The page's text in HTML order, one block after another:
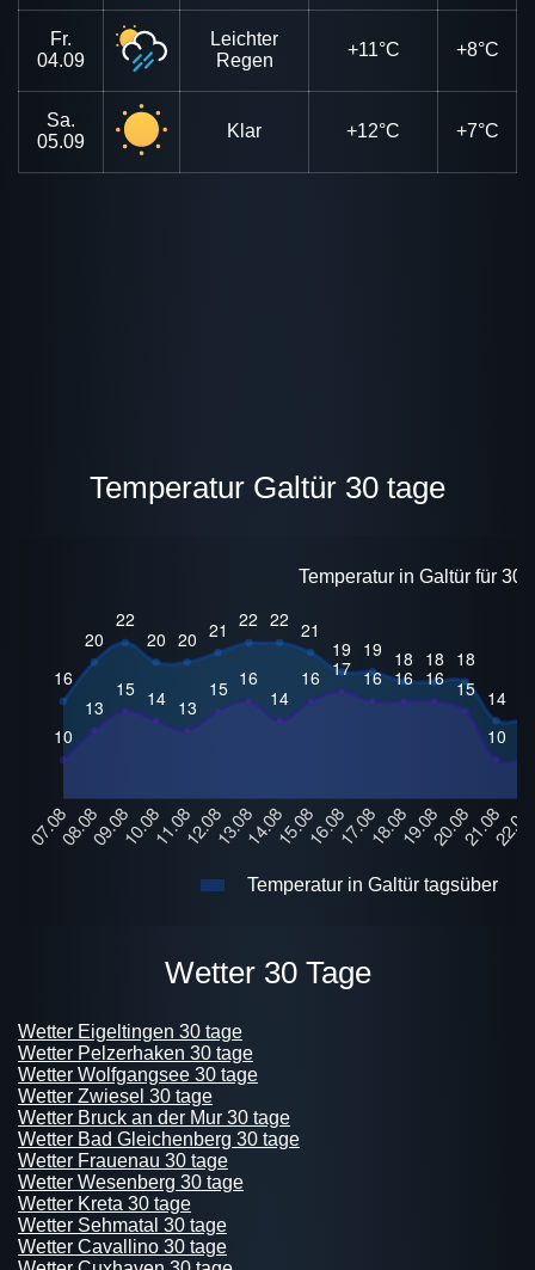
Fr.
04.09
Leichter
Regen
+11°C +8°C
Sa.
05.09
Klar +12°C +7°C
Temperatur Galtür 30 tage
Temperatur in Galtür für 30
Temperatur in Galtür tagsüber
Wetter 30 Tage
Wetter Eigeltingen 30 tage
Wetter Pelzerhaken 30 tage
Wetter Wolfgangsee 30 tage
Wetter Zwiesel 30 tage
Wetter Bruck an der Mur 30 tage
Wetter Bad Gleichenberg 30 tage
Wetter Frauenau 30 tage
Wetter Wesenberg 30 tage
Wetter Kreta 30 tage
Wetter Sehmatal 30 tage
Wetter Cavallino 30 tage